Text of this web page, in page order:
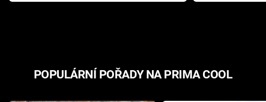
POPULÁRNÍ POŘADY NA PRIMA COOL